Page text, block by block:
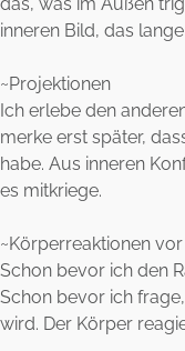
inneren Bild, das
~Projektionen
Ich erlebe den
merke erst später,
habe. Aus inneren
es mitkriege.
~Körperreaktionen
Schon bevor ich den
Schon bevor ich
wird. Der Körper